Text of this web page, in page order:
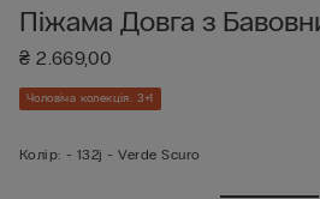
Піжама Довга з
₴ 2.669,00
Чоловіча колекція: 3+1
Колір: - 132j - Verde Scuro